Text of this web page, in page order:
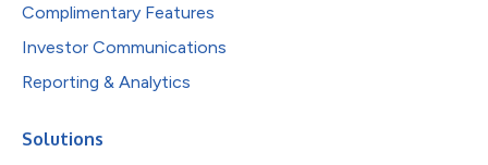
Complimentary Features
Investor Communications
Reporting & Analytics
Solutions